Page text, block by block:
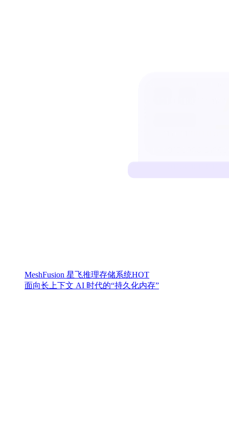
MeshFusion 星飞推理存储系统HOT
面向长上下文 AI 时代的“持久化内存”